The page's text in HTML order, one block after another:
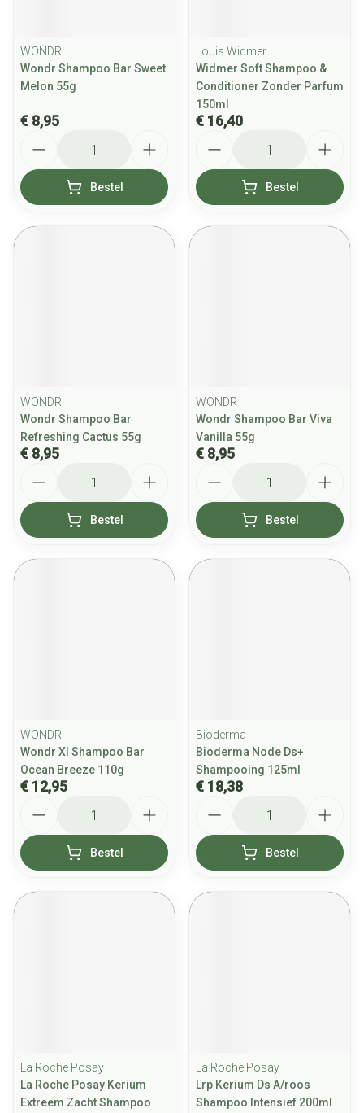
WONDR
Wondr Shampoo Bar Sweet
Melon 55g
€ 8,95
Bestel
Louis Widmer
Widmer Soft Shampoo &
Conditioner Zonder Parfum
150ml
€ 16,40
Bestel
WONDR
Wondr Shampoo Bar
Refreshing Cactus 55g
€ 8,95
Bestel
WONDR
Wondr Shampoo Bar Viva
Vanilla 55g
€ 8,95
Bestel
WONDR
Wondr Xl Shampoo Bar
Ocean Breeze 110g
€ 12,95
Bestel
Bioderma
Bioderma Node Ds+
Shampooing 125ml
€ 18,38
Bestel
La Roche Posay
La Roche Posay Kerium
Extreem Zacht Shampoo
La Roche Posay
Lrp Kerium Ds A/roos
Shampoo Intensief 200ml